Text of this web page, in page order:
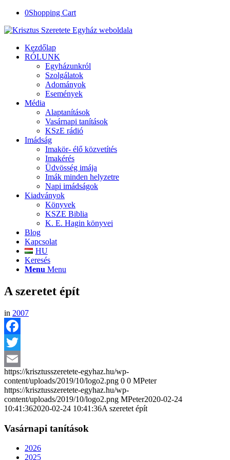
0Shopping Cart
Kezdőlap
RÓLUNK
Egyházunkról
Szolgálatok
Adományok
Események
Média
Alaptanítások
Vasárnapi tanítások
KSzE rádió
Imádság
Imakör- élő közvetítés
Imakérés
Üdvösség imája
Imák minden helyzetre
Napi imádságok
Kiadványok
Könyvek
KSZE Biblia
K. E. Hagin könyvei
Blog
Kapcsolat
HU
Keresés
Menu Menu
A szeretet épít
in 2007
Facebook
Twitter
Email
https://krisztusszeretete-egyhaz.hu/wp-
content/uploads/2019/10/logo2.png 0 0 MPeter
https://krisztusszeretete-egyhaz.hu/wp-
content/uploads/2019/10/logo2.png MPeter2020-02-24
10:41:362020-02-24 10:41:36A szeretet épít
Vasárnapi tanítások
2026
2025